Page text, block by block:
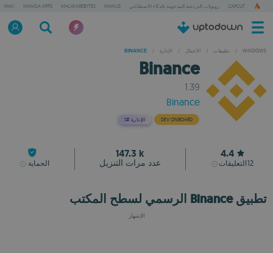
CAPCUT روبوتات الدردشة المدعومة بالذكاء الاصطناعي MANUS
MALWAREBYTES
MANGA APPS
ANKI
WINDOWS
/ تطبيقات / الأعمال / الإدارة /
BINANCE
Binance
1.39
Binance
DEV ONBOARD الإدارة #1
4.4
12التعليقات
147.3 k
عدد مرات التنزيل الحماية
تطبيق Binance الرسمي لسطح المكتب
الإشهار